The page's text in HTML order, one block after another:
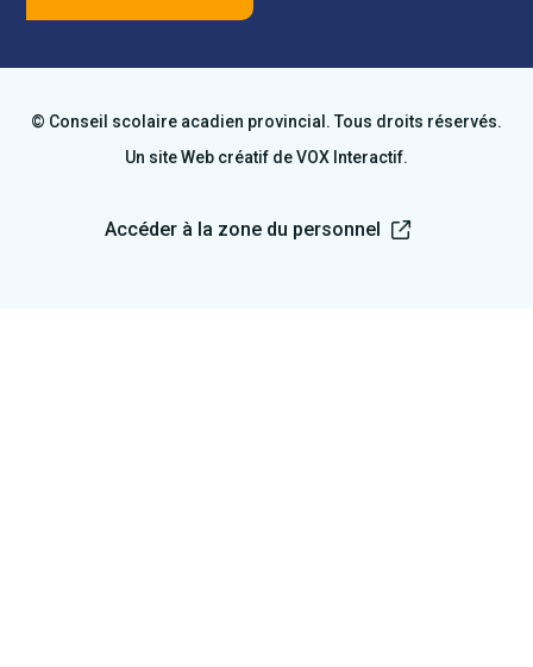
© Conseil scolaire acadien provincial. Tous droits réservés.
Un site Web créatif deVOX Interactif.
Accéder à la zone du personnel